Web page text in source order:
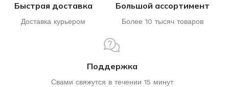
Быстрая доставка
Доставка курьером
Большой ассортимент
Более 10 тысяч товаров
Поддержка
Свами свяжутся в течении 15 минут